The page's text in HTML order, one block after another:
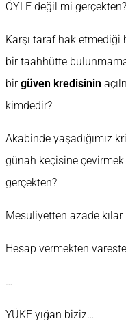
ÖYLE değil mi gerçekten?
Karşı taraf hak etmediği
bir taahhütte
birgüven kredisinin
kimdedir?
Akabinde yaşadığımız
günah keçisine çevirmek
gerçekten?
Mesuliyetten azade kılar
Hesap vermekten
…
YÜKE yığan biziz…